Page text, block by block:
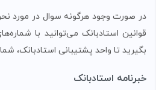
در صورت وجود هرگونه سوال در مورد
قوانین استادبانک می‌توانید با
بگیرید تا واحد پشتیبانی استادبانک، شما
خبرنامه استادبانک